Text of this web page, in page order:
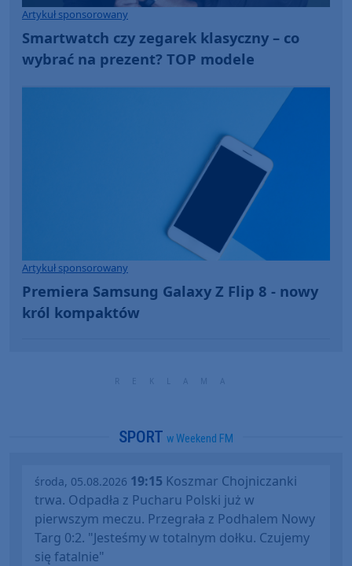
Artykuł sponsorowany
Smartwatch czy zegarek klasyczny – co
wybrać na prezent? TOP modele
Artykuł sponsorowany
Premiera Samsung Galaxy Z Flip 8 - nowy
król kompaktów
SPORT w Weekend FM
środa, 05.08.2026 19:15 Koszmar Chojniczanki
trwa. Odpadła z Pucharu Polski już w
pierwszym meczu. Przegrała z Podhalem Nowy
Targ 0:2. "Jesteśmy w totalnym dołku. Czujemy
się fatalnie"